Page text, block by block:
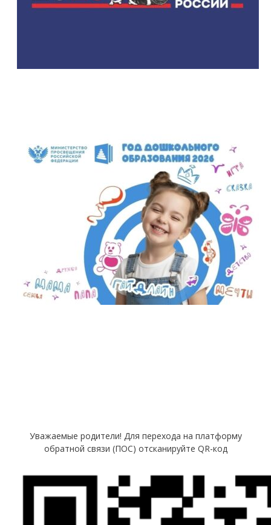
Уважаемые родители! Для перехода на платформу
обратной связи (ПОС) отсканируйте QR-код